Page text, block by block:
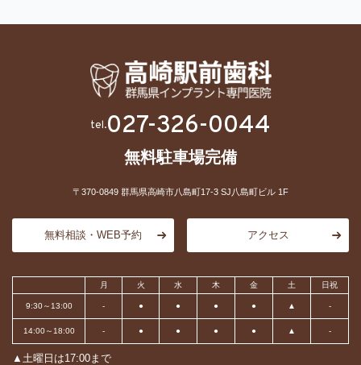
tel.027-326-0044
無料駐車場完備
〒370-0849 群馬県高崎市八島町17-3 SJ八島町ビル 1F
無料相談・WEB予約 アクセス
月 火 水 木 金 土 日祝
9:30～13:00 - ● ● ● ● ▲ -
14:00～18:00 - ● ● ● ● ▲ -
▲土曜日は17:00まで